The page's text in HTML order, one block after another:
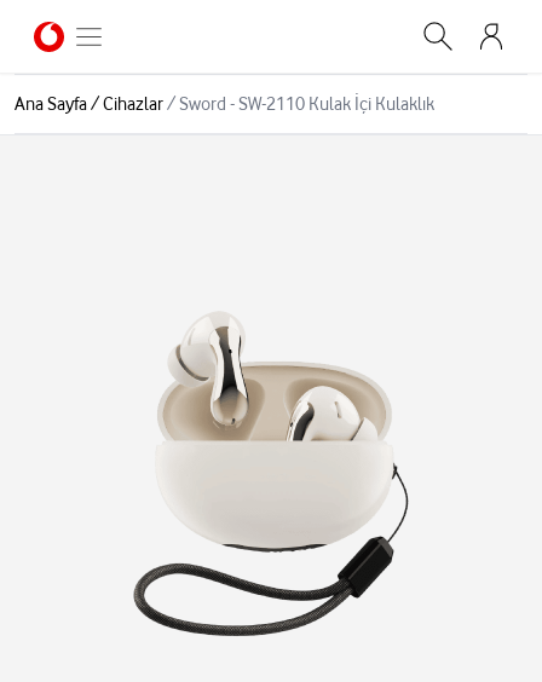
Ana Sayfa/Cihazlar/Sword - SW-2110 Kulak İçi Kulaklık